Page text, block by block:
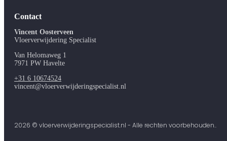
Contact
Vincent Oosterveen
Vloerverwijdering Specialist
Van Helomaweg 1
7971 PW Havelte
+31 6 10674524
vincent@vloerverwijderingspecialist.nl
2026 © vloerverwijderingspecialist.nl - Alle rechten voorbehouden..